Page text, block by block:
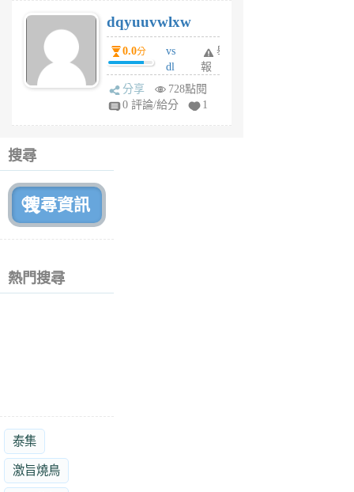
6
個
月
前
dqyuuvwlxw
0.0分
vs
dl
sq
fy
舉
報
分享
728點閱
0 評論/給分
1
搜尋
熱門搜尋
泰集
激旨燒鳥